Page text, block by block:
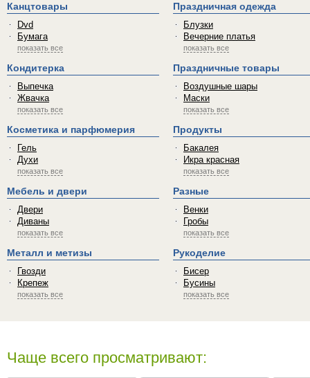
Канцтовары
Dvd
Бумага
показать все
Кондитерка
Выпечка
Жвачка
показать все
Косметика и парфюмерия
Гель
Духи
показать все
Мебель и двери
Двери
Диваны
показать все
Металл и метизы
Гвозди
Крепеж
показать все
Праздничная одежда
Блузки
Вечерние платья
показать все
Праздничные товары
Воздушные шары
Маски
показать все
Продукты
Бакалея
Икра красная
показать все
Разные
Венки
Гробы
показать все
Рукоделие
Бисер
Бусины
показать все
Чаще всего просматривают: